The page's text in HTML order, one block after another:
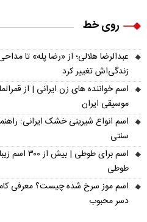
روی خط
عبدالرضا هلالی؛ از «رضا پله» تا
زندگی‌اش تغییر کرد
اسم خواننده های زن ایرانی | از
موسیقی ایران
اسم انواع شیرینی خشک ایرانی:
سنتی
اسم برای
طوطی
اسم موز سرخ شده چیست؟ معرفی
دسر محبوب